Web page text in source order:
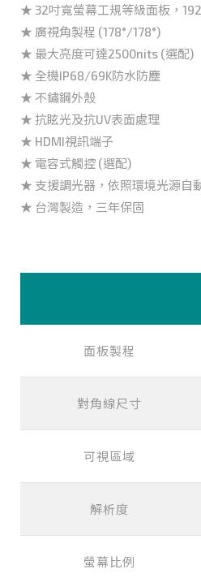
★ 32吋寬螢幕工規等級面板，
★ 廣視角製程 (178°/178°)
★ 最大亮度可達2500nits (選配)
★ 全機IP68/69K防水防塵
★ 不鏽鋼外殼
★ 抗眩光及抗UV表面處理
★ HDMI視訊端子
★ 電容式觸控 (選配)
★ 支援調光器，依照環境光源自
★ 台灣製造，三年保固
面板製程
對角線尺寸
可視區域
解析度
螢幕比例